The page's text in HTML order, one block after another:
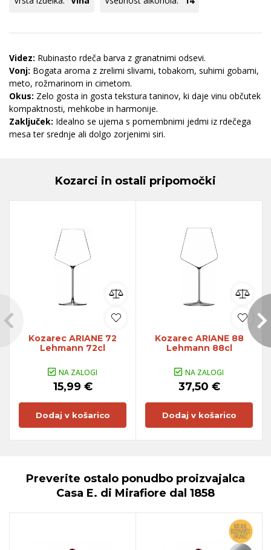
Videz: Rubinasto rdeča barva z granatnimi odsevi.
Vonj: Bogata aroma z zrelimi slivami, tobakom, suhimi gobami,
meto, rožmarinom in cimetom.
Okus: Zelo gosta in gosta tekstura taninov, ki daje vinu občutek
kompaktnosti, mehkobe in harmonije.
Zaključek: Idealno se ujema s pomembnimi jedmi iz rdečega
mesa ter srednje ali dolgo zorjenimi siri.
Kozarci in ostali pripomočki
Kozarec ARIANE 72
Lehmann 72cl
NA ZALOGI
15,99 €
Dodaj v košarico
Kozarec ARIANE 88
Lehmann 88cl
NA ZALOGI
37,50 €
Dodaj v košarico
Preverite ostalo ponudbo proizvajalca
Casa E. di Mirafiore dal 1858